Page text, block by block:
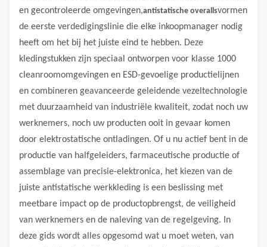
en gecontroleerde omgevingen,antistatische overallsvormen
de eerste verdedigingslinie die elke inkoopmanager nodig
heeft om het bij het juiste eind te hebben. Deze
kledingstukken zijn speciaal ontworpen voor klasse 1000
cleanroomomgevingen en ESD-gevoelige productielijnen
en combineren geavanceerde geleidende vezeltechnologie
met duurzaamheid van industriële kwaliteit, zodat noch uw
werknemers, noch uw producten ooit in gevaar komen
door elektrostatische ontladingen. Of u nu actief bent in de
productie van halfgeleiders, farmaceutische productie of
assemblage van precisie-elektronica, het kiezen van de
juiste antistatische werkkleding is een beslissing met
meetbare impact op de productopbrengst, de veiligheid
van werknemers en de naleving van de regelgeving. In
deze gids wordt alles opgesomd wat u moet weten, van